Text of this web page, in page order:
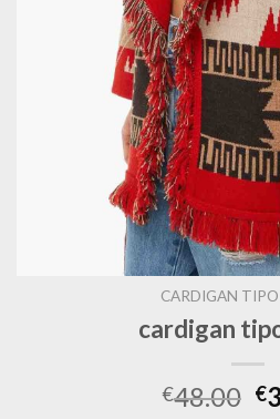
CARDIGAN
cardigan
€48.00 €